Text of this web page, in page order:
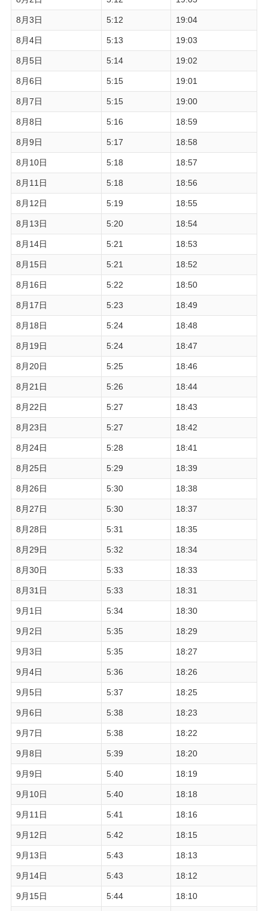
8月3日 5:12 19:04
8月4日 5:13 19:03
8月5日 5:14 19:02
8月6日 5:15 19:01
8月7日 5:15 19:00
8月8日 5:16 18:59
8月9日 5:17 18:58
8月10日 5:18 18:57
8月11日 5:18 18:56
8月12日 5:19 18:55
8月13日 5:20 18:54
8月14日 5:21 18:53
8月15日 5:21 18:52
8月16日 5:22 18:50
8月17日 5:23 18:49
8月18日 5:24 18:48
8月19日 5:24 18:47
8月20日 5:25 18:46
8月21日 5:26 18:44
8月22日 5:27 18:43
8月23日 5:27 18:42
8月24日 5:28 18:41
8月25日 5:29 18:39
8月26日 5:30 18:38
8月27日 5:30 18:37
8月28日 5:31 18:35
8月29日 5:32 18:34
8月30日 5:33 18:33
8月31日 5:33 18:31
9月1日 5:34 18:30
9月2日 5:35 18:29
9月3日 5:35 18:27
9月4日 5:36 18:26
9月5日 5:37 18:25
9月6日 5:38 18:23
9月7日 5:38 18:22
9月8日 5:39 18:20
9月9日 5:40 18:19
9月10日 5:40 18:18
9月11日 5:41 18:16
9月12日 5:42 18:15
9月13日 5:43 18:13
9月14日 5:43 18:12
9月15日 5:44 18:10